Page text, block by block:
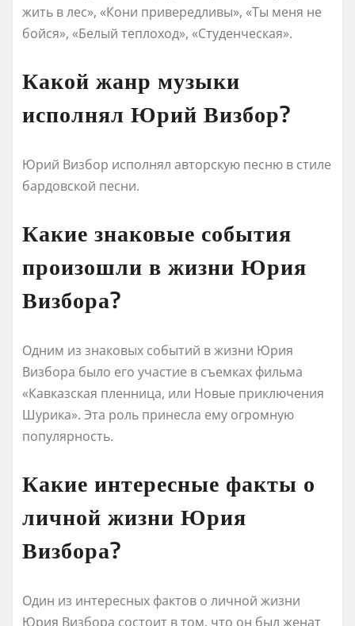
жить в лес», «Кони привередливы», «Ты меня не
бойся», «Белый теплоход», «Студенческая».
Какой жанр музыки
исполнял Юрий Визбор?
Юрий Визбор исполнял авторскую песню в стиле
бардовской песни.
Какие знаковые события
произошли в жизни Юрия
Визбора?
Одним из знаковых событий в жизни Юрия
Визбора было его участие в съемках фильма
«Кавказская пленница, или Новые приключения
Шурика». Эта роль принесла ему огромную
популярность.
Какие интересные факты о
личной жизни Юрия
Визбора?
Один из интересных фактов о личной жизни
Юрия Визбора состоит в том, что он был женат